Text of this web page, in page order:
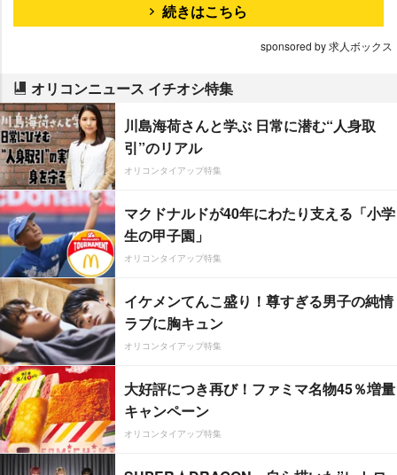
続きはこちら
sponsored by 求人ボックス
オリコンニュース イチオシ特集
川島海荷さんと学ぶ 日常に潜む“人身取
引”のリアル
オリコンタイアップ特集
マクドナルドが40年にわたり支える「小学
生の甲子園」
オリコンタイアップ特集
イケメンてんこ盛り！尊すぎる男子の純情
ラブに胸キュン
オリコンタイアップ特集
大好評につき再び！ファミマ名物45％増量
キャンペーン
オリコンタイアップ特集